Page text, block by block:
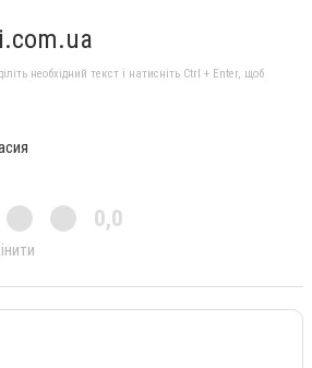
необхідний текст і натисніть Ctrl + Enter, щоб
0,0